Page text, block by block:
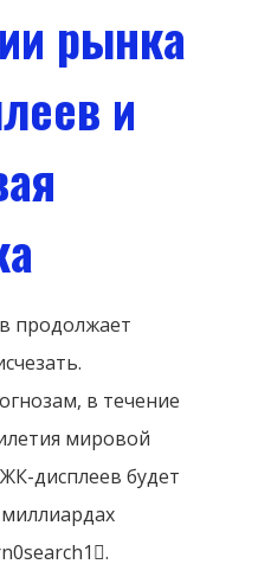
рынка
и
продолжает
в течение
мировой
дисплеев будет